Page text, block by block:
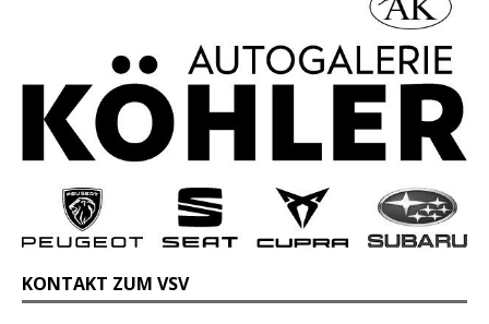
KONTAKT ZUM VSV